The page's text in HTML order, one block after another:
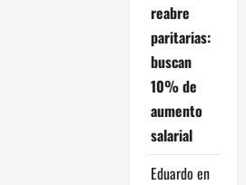
reabre
paritarias:
buscan
10% de
aumento
salarial
Eduardo en